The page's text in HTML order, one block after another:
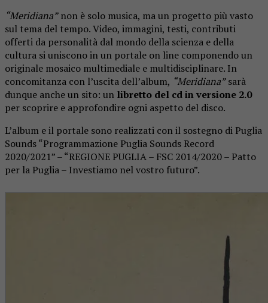
“Meridiana”non è solo musica, ma un progetto più vasto
sul tema del tempo. Video, immagini, testi, contributi
offerti da personalità dal mondo della scienza e della
cultura si uniscono in un portale on line componendo un
originale mosaico multimediale e multidisciplinare. In
concomitanza con l’uscita dell’album, “Meridiana”sarà
dunque anche un sito: un libretto del cd in versione 2.0
per scoprire e approfondire ogni aspetto del disco.
L’album e il portale sono realizzati con il sostegno di Puglia
Sounds “Programmazione Puglia Sounds Record
2020/2021” – “REGIONE PUGLIA – FSC 2014/2020 – Patto
per la Puglia – Investiamo nel vostro futuro”.